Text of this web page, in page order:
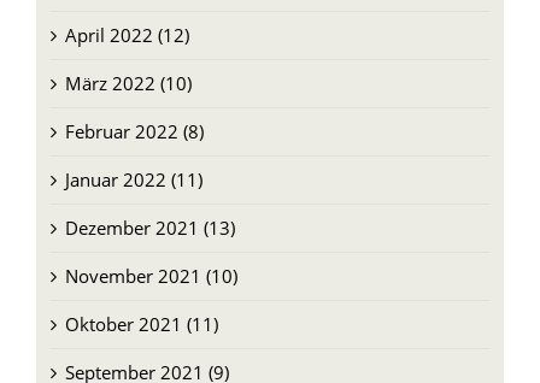
April 2022 (12)
März 2022 (10)
Februar 2022 (8)
Januar 2022 (11)
Dezember 2021 (13)
November 2021 (10)
Oktober 2021 (11)
September 2021 (9)